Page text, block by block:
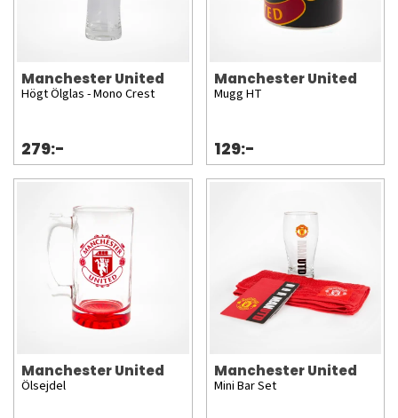
Manchester United
Högt Ölglas - Mono Crest
279:-
Manchester United
Mugg HT
129:-
Manchester United
Ölsejdel
Manchester United
Mini Bar Set